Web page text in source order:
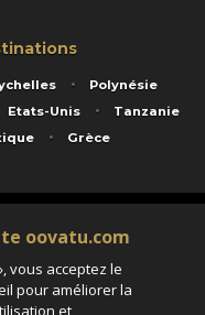
Polynésie
Etats-Unis
Tanzanie
Grèce
Picquart 75017 Paris - S.A.S
671 973 - Code APE 7911Z
Groupama - Agrément IATA
HISCOX RCP0081066
oovatu.com
vous acceptez le
pour améliorer la
et